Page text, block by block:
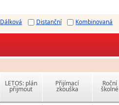
Dálková Distanční Kombinovaná
LETOS: plán
přijmout
Přijímací
zkouška
Roční
školné